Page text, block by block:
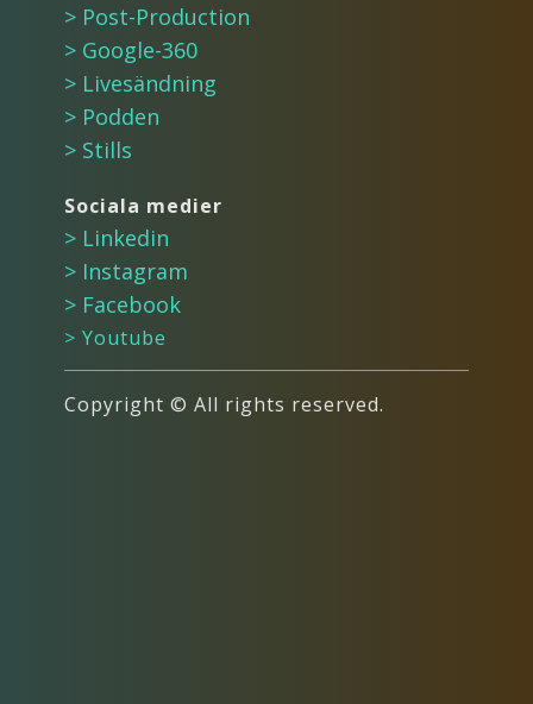
> Post-Production
> Google-360
> Livesändning
> Podden
> Stills
Sociala medier
> ​Linkedin
> Instagram
> Facebook
> Youtube
Copyright © All rights reserved.